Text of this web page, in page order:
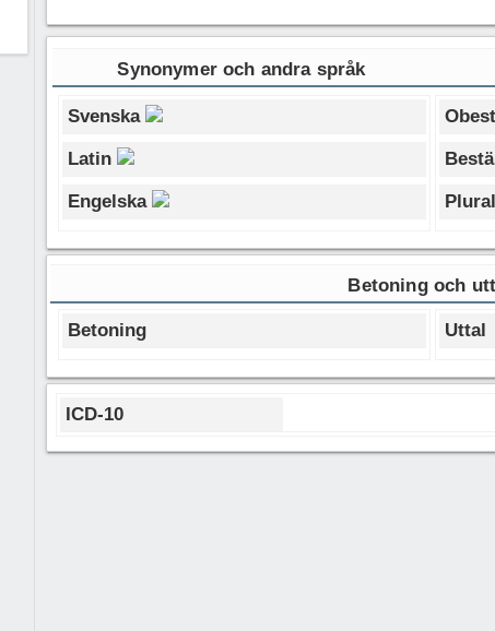
Synonymer och andra språk
Svenska
Latin
Engelska
Betoning och
Betoning Uttal
ICD-10